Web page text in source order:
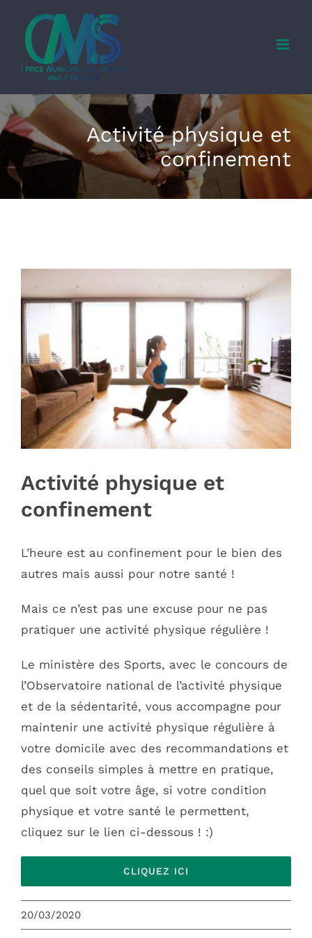
content
Activité physique et
confinement
Larger
Image
Activité physique et
confinement
L’heure est au confinement pour le bien des
autres mais aussi pour notre santé !
Mais ce n’est pas une excuse pour ne pas
pratiquer une activité physique régulière !
Le ministère des Sports, avec le concours de
l’Observatoire national de l’activité physique
et de la sédentarité, vous accompagne pour
maintenir une activité physique régulière à
votre domicile avec des recommandations et
des conseils simples à mettre en pratique,
quel que soit votre âge, si votre condition
physique et votre santé le permettent,
cliquez sur le lien ci-dessous ! :)
CLIQUEZ ICI
20/03/2020
OMS VAULX-EN-VELIN
L’office Municipal des Sports de Vaulx-en-